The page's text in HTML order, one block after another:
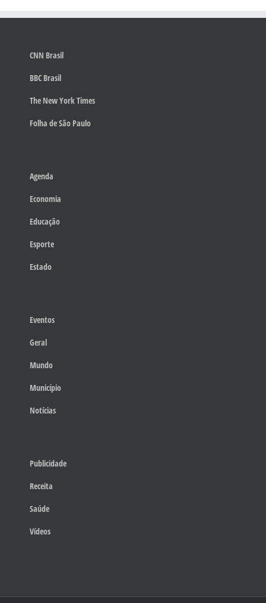
CNN Brasil
BBC Brasil
The New York Times
Folha de São Paulo
Agenda
Economia
Educação
Esporte
Estado
Eventos
Geral
Mundo
Município
Notícias
Publicidade
Receita
Saúde
Vídeos